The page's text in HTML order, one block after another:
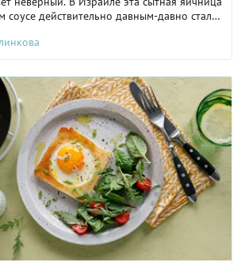
соусе действительно давным-давно стала
но родина ее — Северная Африка.
вместе с эмигрантами из Марокко,
Ливии. Само слово «шакшука» пришло из
где оно означает просто «смесь». В
стала так популярна во всем мире,
не слишком похожие на оригинал.
желтая, зеленая, рыжая и даже